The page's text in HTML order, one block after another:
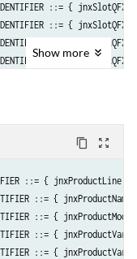
::= {
::= {
::= {
::= {
IDENTIFIER ::= {
Show more
content_copy zoom_out_map
::= {
::= { jnxProductName
::= {
::= {
::= {